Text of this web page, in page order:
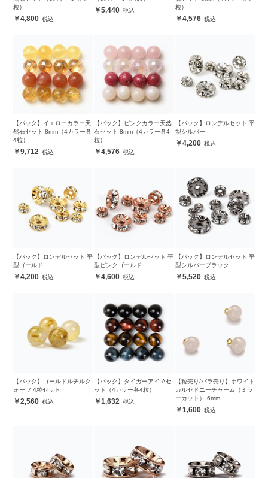
粒）
4,800
5,440
粒）
4,576
【パック】イエローカラー天
然石セット 8mm（4カラー各
4粒）
9,712
【パック】ピンクカラー天然
石セット 8mm（4カラー各4
粒）
4,576
【パック】ロンデルセット 平
型シルバー
4,200
【パック】ロンデルセット 平
型ゴールド
4,200
【パック】ロンデルセット 平
型ピンクゴールド
4,600
【パック】ロンデルセット 平
型シルバーブラック
5,520
【パック】ゴールドルチルク
ォーツ 4粒セット
2,560
【パック】タイガーアイ Aセ
ット（4カラー各4粒）
1,632
【粒売り/バラ売り】ホワイト
カルセドニーチャーム（ミラ
ーカット） 6mm
1,600